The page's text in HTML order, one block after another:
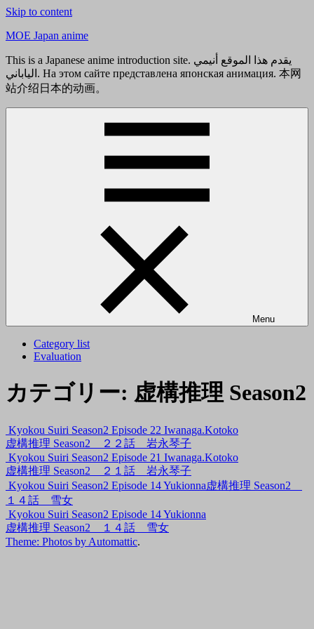
Skip to content
MOE Japan anime
This is a Japanese anime introduction site. يقدم هذا الموقع أنيمي
الياباني. На этом сайте представлена японская анимация. 本网
站介绍日本的动画。
Menu
Category list
Evaluation
カテゴリー: 虚構推理 Season2
Kyokou Suiri Season2 Episode 22 Iwanaga.Kotoko
虚構推理 Season2 ２２話 岩永琴子
Kyokou Suiri Season2 Episode 21 Iwanaga.Kotoko
虚構推理 Season2 ２１話 岩永琴子
Kyokou Suiri Season2 Episode 14 Yukionna虚構推理 Season2
１４話 雪女
Kyokou Suiri Season2 Episode 14 Yukionna
虚構推理 Season2 １４話 雪女
Theme: Photos by Automattic.